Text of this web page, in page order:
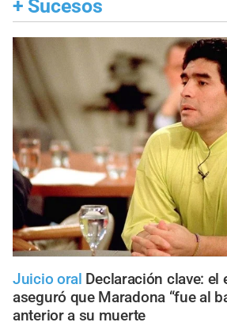
+ Sucesos
Juicio oral Declaración clave: el
aseguró que Maradona “fue al
anterior a su muerte